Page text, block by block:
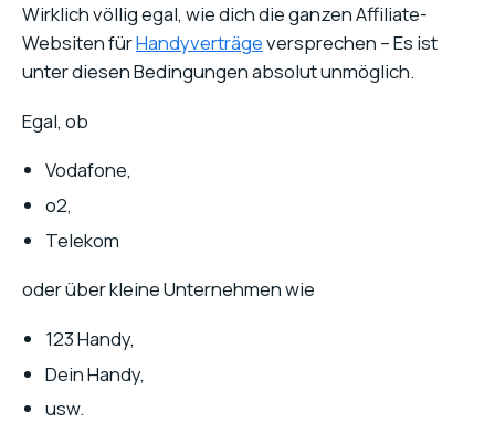
Wirklich völlig egal, wie dich die ganzen Affiliate-
Websiten fürHandyverträgeversprechen – Es ist
unter diesen Bedingungen absolut unmöglich.
Egal, ob
Vodafone,
o2,
Telekom
oder über kleine Unternehmen wie
123 Handy,
Dein Handy,
usw.